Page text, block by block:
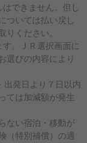
できません。但し
ついては払い戻し
りください。
。ＪＲ選択画面に
選びの内容により
出発日より７日以内
ては加減額が発生
ない宿泊・移動が
（特別補償）の適